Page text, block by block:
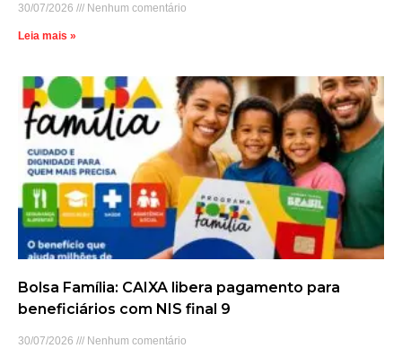
30/07/2026 Nenhum comentário
Leia mais »
Bolsa Família: CAIXA libera pagamento para
beneficiários com NIS final 9
30/07/2026 Nenhum comentário